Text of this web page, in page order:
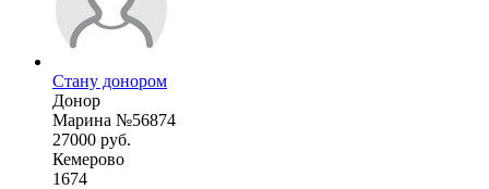
Стану донором
Донор
Марина №56874
27000 руб.
Кемерово
1674